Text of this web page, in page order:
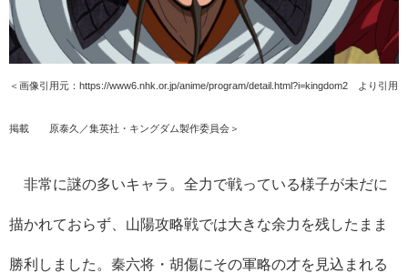
＜画像引用元：https://www6.nhk.or.jp/anime/program/detail.html?i=kingdom2 より引用
掲載 ©原泰久／集英社・キングダム製作委員会＞
非常に謎の多いキャラ。全力で戦っている様子が未だに
描かれておらず、山陽攻略戦では大きな余力を残したまま
勝利しました。秦六将・胡傷にその軍略の才を見込まれる